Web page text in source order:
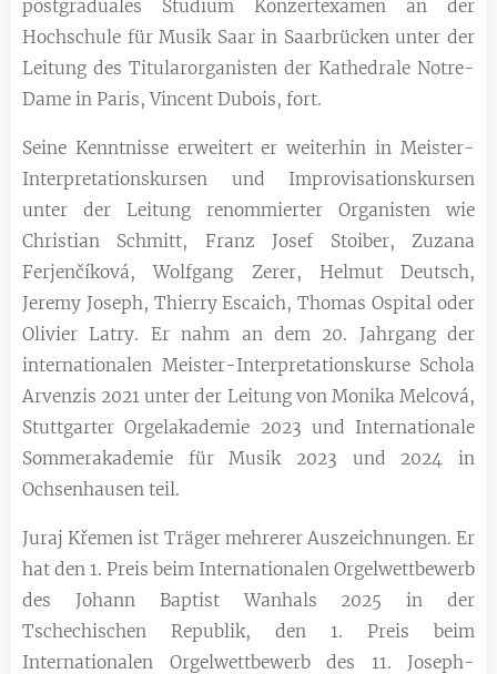
postgraduales Studium Konzertexamen an der
Hochschule für Musik Saar in Saarbrücken unter der
Leitung des Titularorganisten der Kathedrale Notre-
Dame in Paris, Vincent Dubois, fort.
Seine Kenntnisse erweitert er weiterhin in Meister-
Interpretationskursen und Improvisationskursen
unter der Leitung renommierter Organisten wie
Christian Schmitt, Franz Josef Stoiber, Zuzana
Ferjenčíková, Wolfgang Zerer, Helmut Deutsch,
Jeremy Joseph, Thierry Escaich, Thomas Ospital oder
Olivier Latry. Er nahm an dem 20. Jahrgang der
internationalen Meister-Interpretationskurse Schola
Arvenzis 2021 unter der Leitung von Monika Melcová,
Stuttgarter Orgelakademie 2023 und Internationale
Sommerakademie für Musik 2023 und 2024 in
Ochsenhausen teil.
Juraj Křemen ist Träger mehrerer Auszeichnungen. Er
hat den 1. Preis beim Internationalen Orgelwettbewerb
des Johann Baptist Wanhals 2025 in der
Tschechischen Republik, den 1. Preis beim
Internationalen Orgelwettbewerb des 11. Joseph-